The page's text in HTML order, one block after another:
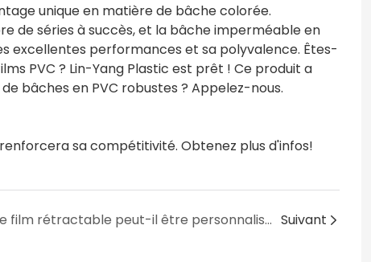
unique en matière de bâche colorée.
de séries à succès, et la bâche imperméable en
excellentes performances et sa polyvalence. Êtes-
PVC ? Lin-Yang Plastic est prêt ! Ce produit a
bâches en PVC robustes ? Appelez-nous.
sa compétitivité. Obtenez plus d'infos!
Le film rétractable peut-il être personnalisé ? Suivant